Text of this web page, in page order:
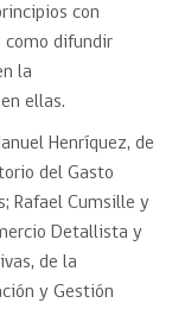
con
como difundir
la
ellas.
Henríquez, de
del Gasto
Rafael Cumsille y
Detallista y
de la
y Gestión